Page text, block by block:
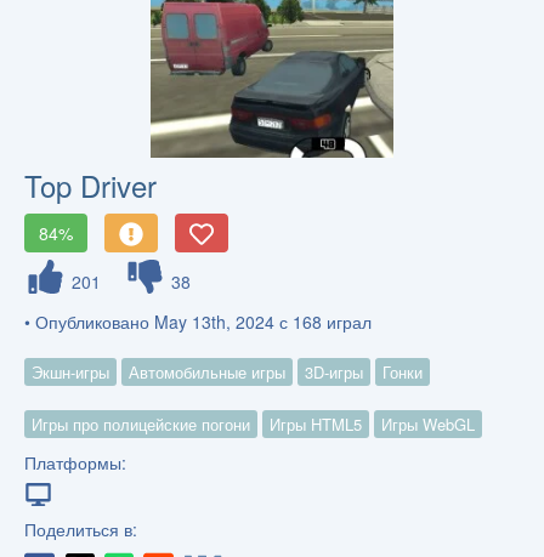
Top Driver
84%
201
38
• Опубликовано May 13th, 2024 с 168 играл
Экшн-игры Автомобильные игры 3D-игры Гонки
Игры про полицейские погони Игры HTML5 Игры WebGL
Платформы:
Поделиться в: